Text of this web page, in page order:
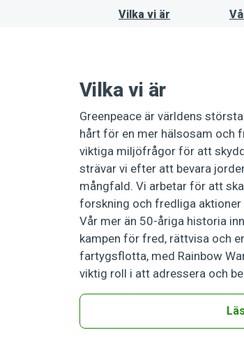
Vilka vi är
Vilka vi är
Greenpeace är världens
hårt för en mer hälsosam och
viktiga miljöfrågor för att
strävar vi efter att bevara
mångfald. Vi arbetar för att
forskning och fredliga
Vår mer än 50-åriga historia
kampen för fred, rättvisa och
fartygsflotta, med Rainbow
viktig roll i att adressera och